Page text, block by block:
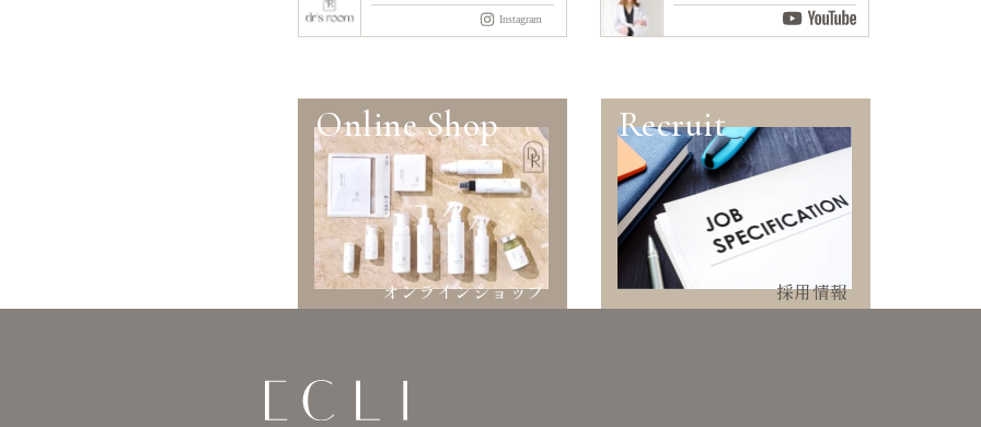
Online Shop
オンラインショップ
Recruit
採用情報